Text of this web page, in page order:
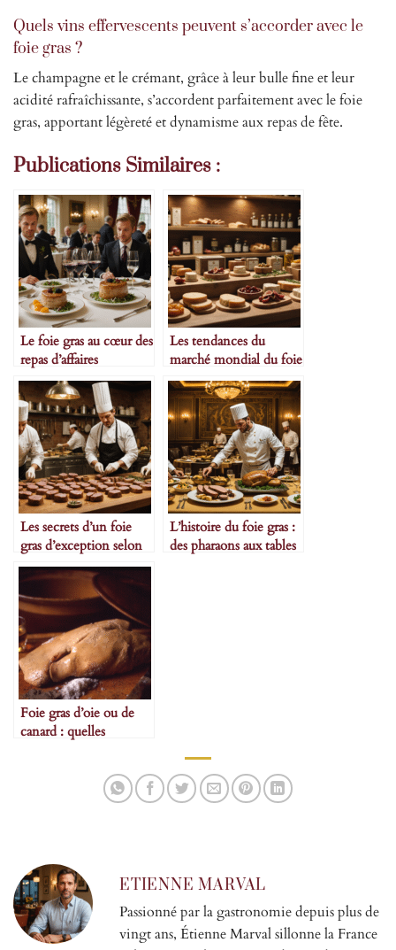
Quels vins effervescents peuvent s’accorder avec le
foie gras ?
Le champagne et le crémant, grâce à leur bulle fine et leur
acidité rafraîchissante, s’accordent parfaitement avec le foie
gras, apportant légèreté et dynamisme aux repas de fête.
Publications Similaires :
Le foie gras au cœur des
repas d’affaires
Les tendances du
marché mondial du foie
gras
Les secrets d’un foie
gras d’exception selon
les maîtres artisans
L’histoire du foie gras :
des pharaons aux tables
Foie gras d’oie ou de
canard : quelles
ETIENNE MARVAL
Passionné par la gastronomie depuis plus de
vingt ans, Étienne Marval sillonne la France